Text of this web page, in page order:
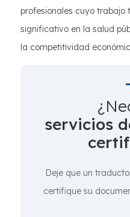
profesionales cuyo trabajo
significativo en la salud
la competitividad
servicios
Deje que un
certifique su